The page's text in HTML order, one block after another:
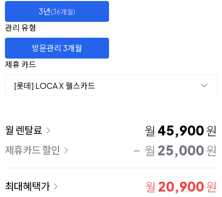
3년(36개월)
관리 유형
방문관리 3개월
제휴 카드
[롯데] LOCA X 웰스카드
이용 요금
월 렌탈료 월 45,900 원
제휴카드 할인 월 25,000 원
최대혜택가 월 20,900 원